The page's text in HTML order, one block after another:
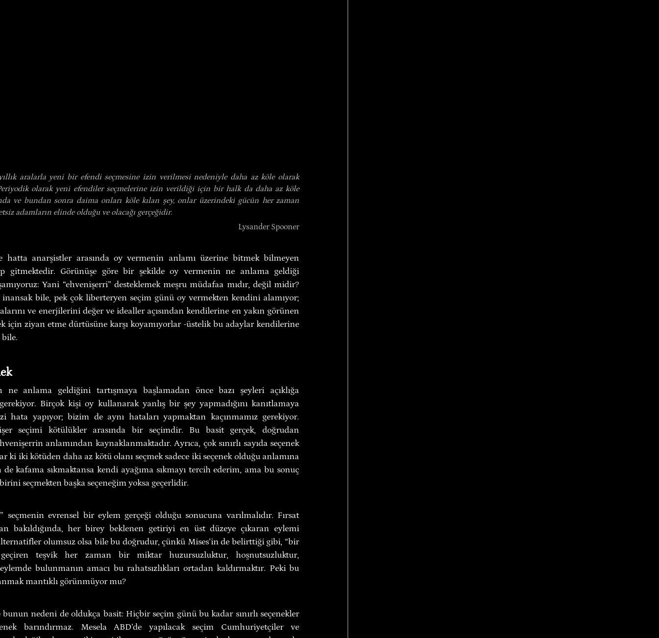
aralarla yeni bir efendi seçmesine izin verilmesi nedeniyle daha az köle olarak
olarak yeni efendiler seçmelerine izin verildiği için bir halk da daha az köle
ve bundan sonra daima onları köle kılan şey, onlar üzerindeki gücün her zaman
adamların elinde olduğu ve olacağı gerçeğidir.
Lysander Spooner
hatta anarşistler arasında oy vermenin anlamı üzerine bitmek bilmeyen
gitmektedir. Görünüşe göre bir şekilde oy vermenin ne anlama geldiği
Yani “ehvenişerri” desteklemek meşru müdafaa mıdır, değil midir?
inansak bile, pek çok liberteryen seçim günü oy vermekten kendini alamıyor;
ve enerjilerini değer ve idealler açısından kendilerine en yakın görünen
için ziyan etme dürtüsüne karşı koyamıyorlar -üstelik bu adaylar kendilerine
bile.
ne anlama geldiğini tartışmaya başlamadan önce bazı şeyleri açıklığa
Birçok kişi oy kullanarak yanlış bir şey yapmadığını kanıtlamaya
hata yapıyor; bizim de aynı hataları yapmaktan kaçınmamız gerekiyor.
seçimi kötülükler arasında bir seçimdir. Bu basit gerçek, doğrudan
anlamından kaynaklanmaktadır. Ayrıca, çok sınırlı sayıda seçenek
ki iki kötüden daha az kötü olanı seçmek sadece iki seçenek olduğu anlamına
kafama sıkmaktansa kendi ayağıma sıkmayı tercih ederim, ama bu sonuç
seçmekten başka seçeneğim yoksa geçerlidir.
seçmenin evrensel bir eylem gerçeği olduğu sonucuna varılmalıdır. Fırsat
bakıldığında, her birey beklenen getiriyi en üst düzeye çıkaran eylemi
olumsuz olsa bile bu doğrudur, çünkü Mises’in de belirttiği gibi, “bir
teşvik her zaman bir miktar huzursuzluktur, hoşnutsuzluktur,
bulunmanın amacı bu rahatsızlıkları ortadan kaldırmaktır. Peki bu
mantıklı görünmüyor mu?
bunun nedeni de oldukça basit: Hiçbir seçim günü bu kadar sınırlı seçenekler
barındırmaz. Mesela ABD’de yapılacak seçim Cumhuriyetçiler ve